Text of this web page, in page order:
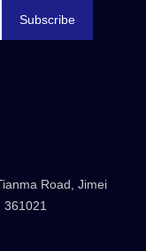
Subscribe
Road, Jimei